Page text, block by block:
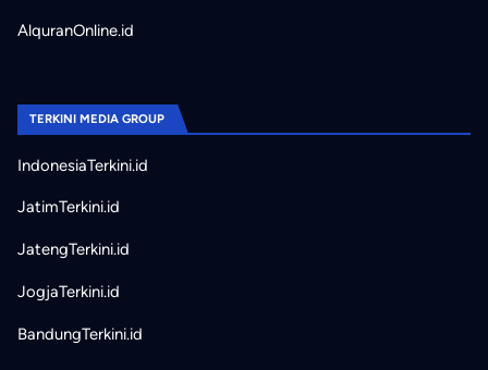
AlquranOnline.id
TERKINI MEDIA GROUP
IndonesiaTerkini.id
JatimTerkini.id
JatengTerkini.id
JogjaTerkini.id
BandungTerkini.id